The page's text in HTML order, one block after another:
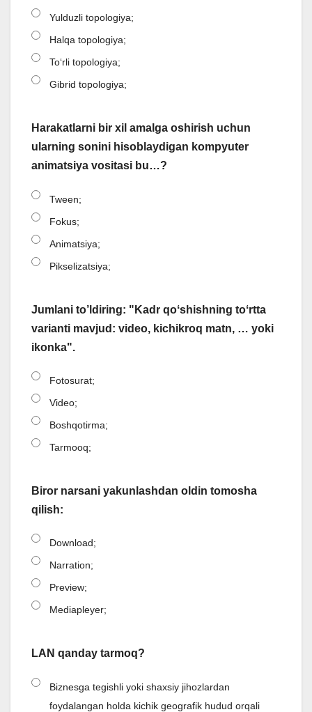
Yulduzli topologiya;
Halqa topologiya;
Toʻrli topologiya;
Gibrid topologiya;
Harakatlarni bir xil amalga oshirish uchun
ularning sonini hisoblaydigan kompyuter
animatsiya vositasi bu…?
Tween;
Fokus;
Animatsiya;
Pikselizatsiya;
Jumlani to’ldiring: "Kadr qoʻshishning toʻrtta
varianti mavjud: video, kichikroq matn, … yoki
ikonka".
Fotosurat;
Video;
Boshqotirma;
Tarmooq;
Biror narsani yakunlashdan oldin tomosha
qilish:
Download;
Narration;
Preview;
Mediapleyer;
LAN qanday tarmoq?
Biznesga tegishli yoki shaxsiy jihozlardan
foydalangan holda kichik geografik hudud orqali